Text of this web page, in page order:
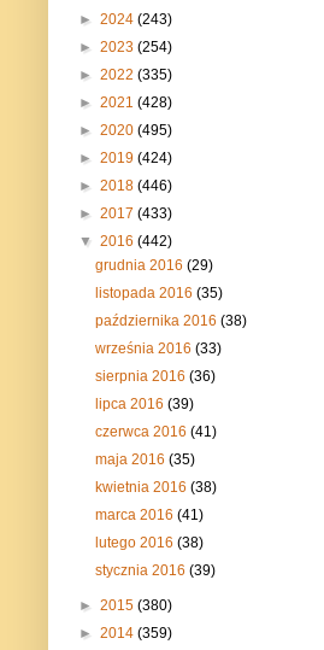
► 2024 (243)
► 2023 (254)
► 2022 (335)
► 2021 (428)
► 2020 (495)
► 2019 (424)
► 2018 (446)
► 2017 (433)
▼ 2016 (442)
grudnia 2016(29)
listopada 2016(35)
października 2016(38)
września 2016(33)
sierpnia 2016(36)
lipca 2016(39)
czerwca 2016(41)
maja 2016(35)
kwietnia 2016(38)
marca 2016(41)
lutego 2016(38)
stycznia 2016(39)
► 2015 (380)
► 2014 (359)